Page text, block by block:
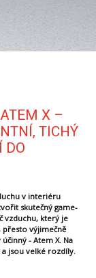
X –
TICHÝ
DO
v interiéru
skutečný game-
vzduchu, který je
přesto výjimečně
- Atem X. Na
a jsou velké rozdíly.